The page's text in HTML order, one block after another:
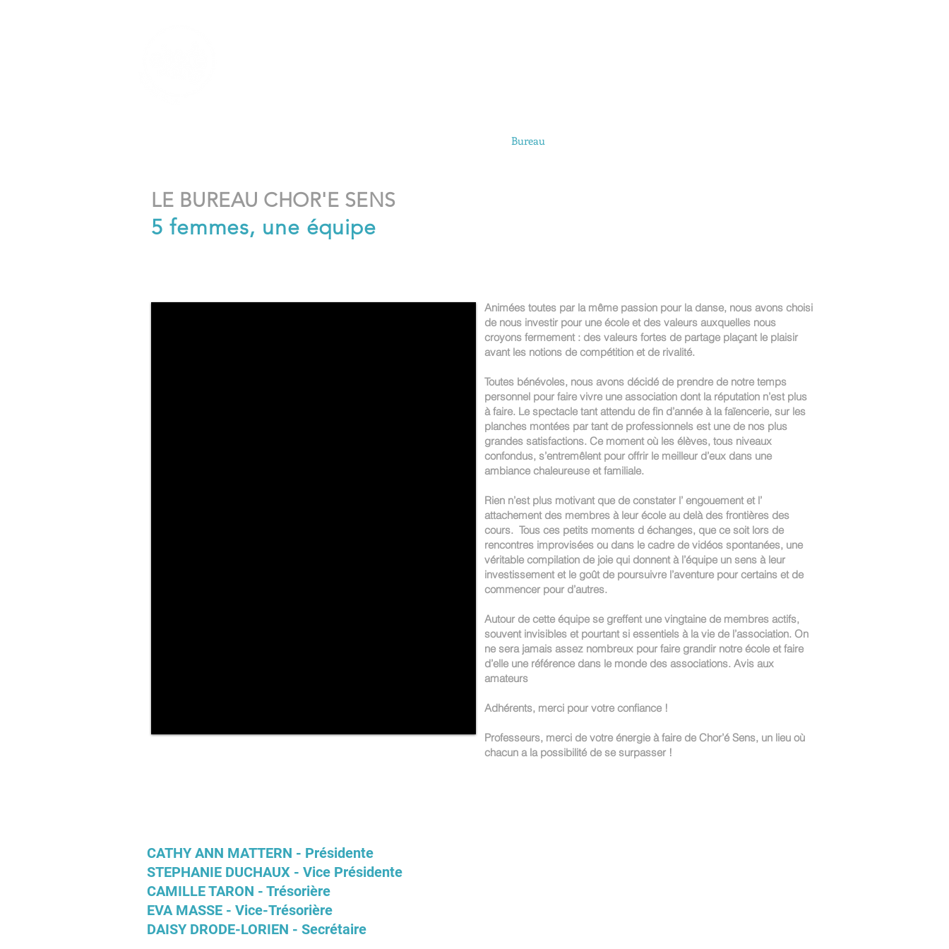
Bureau
LE BUREAU CHOR'E SENS
5 femmes, une équipe
Animées toutes par la même passion pour la danse, nous avons choisi
de nous investir pour une école et des valeurs auxquelles nous
croyons fermement : des valeurs fortes de partage plaçant le plaisir
avant les notions de compétition et de rivalité.
Toutes bénévoles, nous avons décidé de prendre de notre temps
personnel pour faire vivre une association dont la réputation n’est plus
à faire. Le spectacle tant attendu de fin d’année à la faïencerie, sur les
planches montées par tant de professionnels est une de nos plus
grandes satisfactions. Ce moment où les élèves, tous niveaux
confondus, s’entremêlent pour offrir le meilleur d’eux dans une
ambiance chaleureuse et familiale.
Rien n’est plus motivant que de constater l’ engouement et l’
attachement des membres à leur école au delà des frontières des
cours. Tous ces petits moments d échanges, que ce soit lors de
rencontres improvisées ou dans le cadre de vidéos spontanées, une
véritable compilation de joie qui donnent à l’équipe un sens à leur
investissement et le goût de poursuivre l’aventure pour certains et de
commencer pour d’autres.
Autour de cette équipe se greffent une vingtaine de membres actifs,
souvent invisibles et pourtant si essentiels à la vie de l’association. On
ne sera jamais assez nombreux pour faire grandir notre école et faire
d’elle une référence dans le monde des associations. Avis aux
amateurs
Adhérents, merci pour votre confiance !
Professeurs, merci de votre énergie à faire de Chor’é Sens, un lieu où
chacun a la possibilité de se surpasser !
CATHY ANN MATTERN - Présidente
STEPHANIE DUCHAUX - Vice Présidente
CAMILLE TARON - Trésorière
EVA MASSE - Vice-Trésorière
DAISY DRODE-LORIEN - Secrétaire